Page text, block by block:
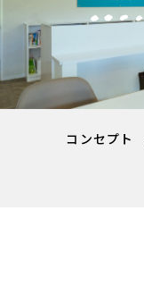
コンセプト